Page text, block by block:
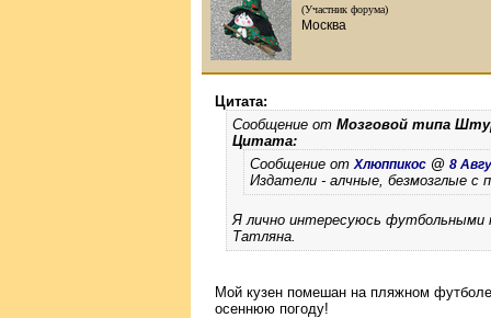
(Участник форума)
Москва
Цитата:
Сообщение от Мозговой типа
Цитата:
Сообщение от Хлюппикос @ 8
Издатели - алчные, безмозглые с
Я лично интересуюсь футбольными
Татляна.
Мой кузен помешан на пляжном
осеннюю погоду!